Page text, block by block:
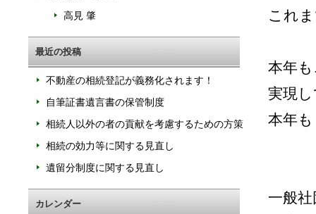
これ
本年
実現
本年
一般
高見 肇
最近の投稿
不動産の相続登記が義務化されます！
自筆証書遺言書の保管制度
相続人以外の者の貢献を考慮するための方策
相続の効力等に関する見直し
遺留分制度に関する見直し
カレンダー